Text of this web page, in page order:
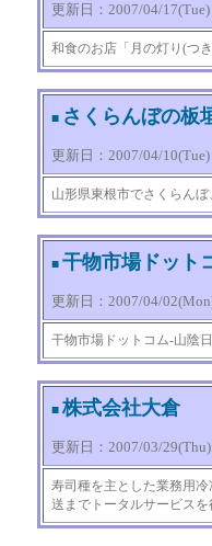
更新日：2007/04/
和食のお店「月の灯り(つ
■ さくらんぼの板
更新日：2007/04/
山形県東根市でさくらん
■ 干物市場ドット
更新日：2007/04/
干物市場ドットコム-山陰
■ 株式会社大倉
更新日：2007/03/
寿司種を主とした業務用
送までトータルサービス